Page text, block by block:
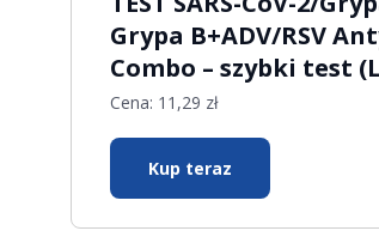
Grypa B+ADV/RSV
Combo – szybki test
Cena: 11,29 zł
Kup teraz